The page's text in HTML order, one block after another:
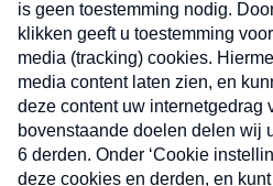
Nieuwsbrief